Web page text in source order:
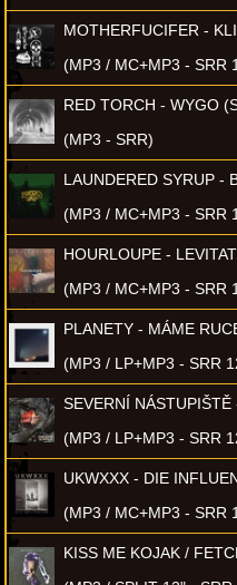
MOTHERFUCIFER -
(MP3 / MC+MP3 - SRR
RED TORCH - WYGO
(MP3 - SRR)
LAUNDERED SYRUP -
(MP3 / MC+MP3 - SRR
HOURLOUPE -
(MP3 / MC+MP3 - SRR
PLANETY - MÁME
(MP3 / LP+MP3 - SRR
SEVERNÍ
(MP3 / LP+MP3 - SRR
UKWXXX - DIE
(MP3 / MC+MP3 - SRR
KISS ME KOJAK /